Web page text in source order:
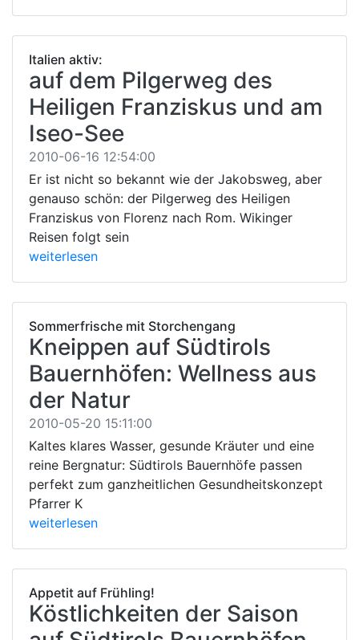
Italien aktiv:
auf dem Pilgerweg des
Heiligen Franziskus und am
Iseo-See
2010-06-16 12:54:00
Er ist nicht so bekannt wie der Jakobsweg, aber
genauso schön: der Pilgerweg des Heiligen
Franziskus von Florenz nach Rom. Wikinger
Reisen folgt sein
weiterlesen
Sommerfrische mit Storchengang
Kneippen auf Südtirols
Bauernhöfen: Wellness aus
der Natur
2010-05-20 15:11:00
Kaltes klares Wasser, gesunde Kräuter und eine
reine Bergnatur: Südtirols Bauernhöfe passen
perfekt zum ganzheitlichen Gesundheitskonzept
Pfarrer K
weiterlesen
Appetit auf Frühling!
Köstlichkeiten der Saison